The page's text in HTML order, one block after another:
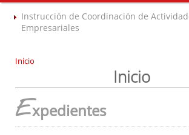
Instrucción de Coordinación de
Empresariales
Inicio
Inicio
Expedientes